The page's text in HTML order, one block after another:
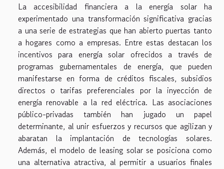
La accesibilidad financiera a la energía solar ha
experimentado una transformación significativa gracias
a una serie de estrategias que han abierto puertas tanto
a hogares como a empresas. Entre estas destacan los
incentivos para energía solar ofrecidos a través de
programas gubernamentales de energía, que pueden
manifestarse en forma de créditos fiscales, subsidios
directos o tarifas preferenciales por la inyección de
energía renovable a la red eléctrica. Las asociaciones
público-privadas también han jugado un papel
determinante, al unir esfuerzos y recursos que agilizan y
abaratan la implantación de tecnologías solares.
Además, el modelo de leasing solar se posiciona como
una alternativa atractiva, al permitir a usuarios finales